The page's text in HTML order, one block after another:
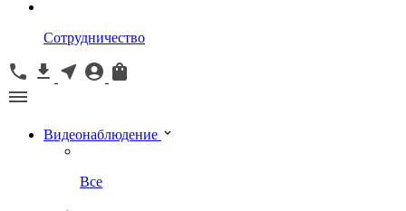
Сотрудничество
Видеонаблюдение
Все